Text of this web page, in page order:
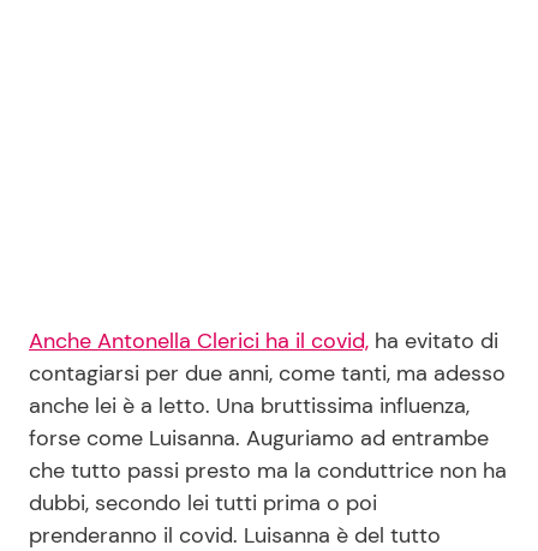
Anche Antonella Clerici ha il covid, ha evitato di
contagiarsi per due anni, come tanti, ma adesso
anche lei è a letto. Una bruttissima influenza,
forse come Luisanna. Auguriamo ad entrambe
che tutto passi presto ma la conduttrice non ha
dubbi, secondo lei tutti prima o poi
prenderanno il covid. Luisanna è del tutto